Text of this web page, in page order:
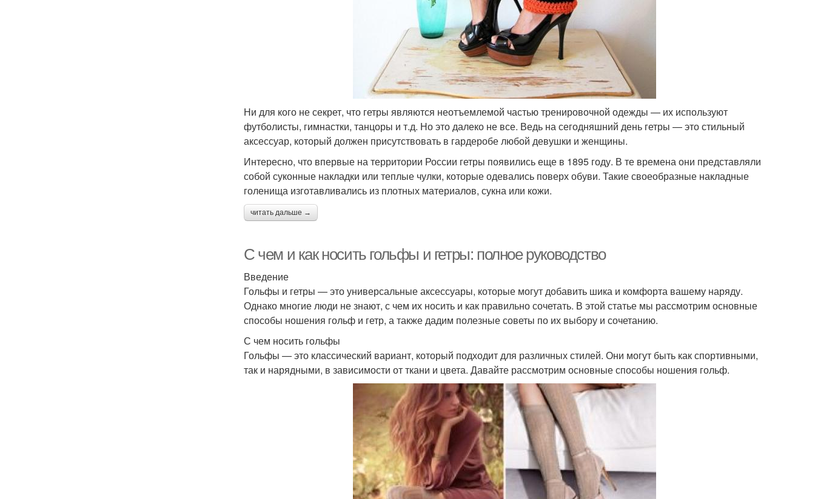
Ни для кого не секрет, что гетры являются неотъемлемой частью тренировочной одежды — их используют
футболисты, гимнастки, танцоры и т.д. Но это далеко не все. Ведь на сегодняшний день гетры — это стильный
аксессуар, который должен присутствовать в гардеробе любой девушки и женщины.
Интересно, что впервые на территории России гетры появились еще в 1895 году. В те времена они представляли
собой суконные накладки или теплые чулки, которые одевались поверх обуви. Такие своеобразные накладные
голенища изготавливались из плотных материалов, сукна или кожи.
читать дальше →
С чем и как носить гольфы и гетры: полное руководство
Введение
Гольфы и гетры — это универсальные аксессуары, которые могут добавить шика и комфорта вашему наряду.
Однако многие люди не знают, с чем их носить и как правильно сочетать. В этой статье мы рассмотрим основные
способы ношения гольф и гетр, а также дадим полезные советы по их выбору и сочетанию.
С чем носить гольфы
Гольфы — это классический вариант, который подходит для различных стилей. Они могут быть как спортивными,
так и нарядными, в зависимости от ткани и цвета. Давайте рассмотрим основные способы ношения гольф.